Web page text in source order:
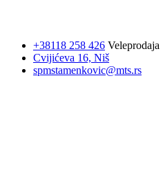
+38118 258 426 Veleprodaja
Cvijićeva 16, Niš
spmstamenkovic@mts.rs